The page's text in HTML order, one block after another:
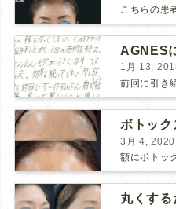
AGNES
1月 13,
ボトック
3月 4, 2020